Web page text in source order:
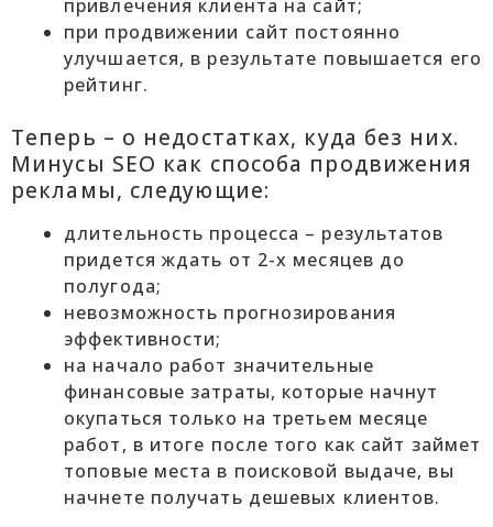
привлечения клиента на сайт;
при продвижении сайт постоянно
улучшается, в результате повышается его
рейтинг.
Теперь – о недостатках, куда без них.
Минусы SEO как способа продвижения
рекламы, следующие:
длительность процесса – результатов
придется ждать от 2-х месяцев до
полугода;
невозможность прогнозирования
эффективности;
на начало работ значительные
финансовые затраты, которые начнут
окупаться только на третьем месяце
работ, в итоге после того как сайт займет
топовые места в поисковой выдаче, вы
начнете получать дешевых клиентов.